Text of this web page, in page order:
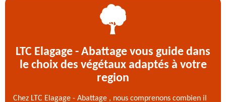
LTC Elagage - Abattage vous guide dans
le choix des végétaux adaptés à votre
region
Chez LTC Elagage - Abattage , nous comprenons combien il